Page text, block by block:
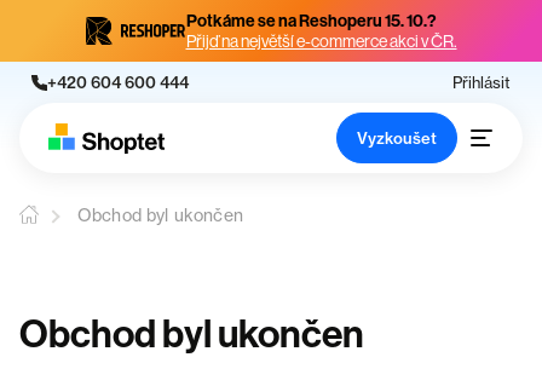
Potkáme se na Reshoperu 15. 10.?
Přijď na největší e-commerce akci v ČR.
+420 604 600 444 Přihlásit
Vyzkoušet
Obchod byl ukončen
Obchod byl ukončen